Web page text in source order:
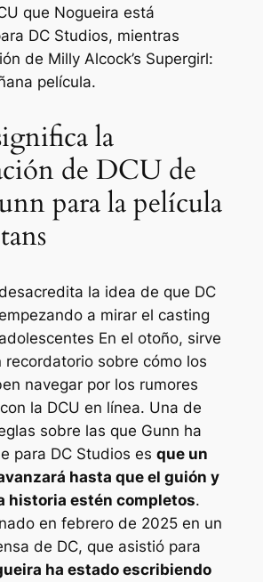
que Nogueira está
DC Studios, mientras
de Milly Alcock’s Supergirl:
película.
la
de DCU de
para la película
la idea de que DC
a mirar el casting
En el otoño, sirve
recordatorio sobre cómo los
navegar por los rumores
la DCU en línea. Una de
sobre las que Gunn ha
para DC Studios es que un
hasta que el guión y
historia estén completos.
en febrero de 2025 en un
de DC, que asistió para
ha estado escribiendo